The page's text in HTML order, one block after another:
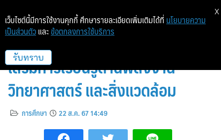
EGCO Group ผนึกกำลัง NSM ส่ง
เสริมการเรียนรู้ด้านพลังงาน
วิทยาศาสตร์ และสิ่งแวดล้อม
การศึกษา 22 ส.ค. 67 14:49
เว็บไซต์นี้มีการใช้งานคุกกี้ ศึกษารายละเอียดเพิ่มเติมได้ที่ นโยบายความ
เป็นส่วนตัว และ ข้อตกลงการใช้บริการ
รับทราบ
X